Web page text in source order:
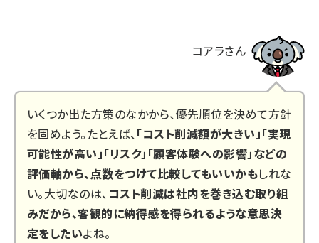
コアラさん
いくつか出た方策のなかから、優先順位を決めて方針
を固めよう。たとえば、「コスト削減額が大きい」「実現
可能性が高い」「リスク」「顧客体験への影響」などの
評価軸から、点数をつけて比較してもいいかもしれな
い。大切なのは、 コスト削減は社内を巻き込む取り組
みだから、客観的に納得感を得られるような意思決
定をしたいよね。